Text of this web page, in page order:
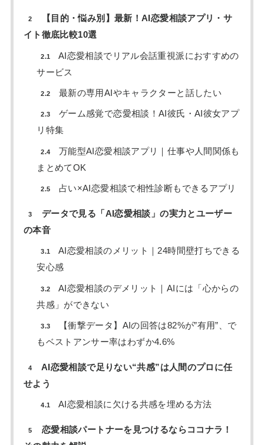
2
【目的・悩み別】最新！AI恋愛相談アプリ・サ
イト徹底比較10選
2.1
AI恋愛相談でリアル会話重視派におすすめの
サービス
2.2 最新の専用AIやキャラクターと話したい
2.3
ゲーム感覚で恋愛相談！AI彼氏・AI彼女アプ
リ特集
2.4
万能型AI恋愛相談アプリ｜仕事や人間関係も
まとめてOK
2.5 占い×AI恋愛相談で相性診断もできるアプリ
3
データで見る「AI恋愛相談」の実力とユーザー
の本音
3.1
AI恋愛相談のメリット｜24時間壁打ちできる
安心感
3.2
AI恋愛相談のデメリット｜AIには「心からの
共感」ができない
3.3
【衝撃データ】AIの回答は82%が”有用”、で
もベストアンサー率はわずか4.6%
4
AI恋愛相談で足りない“共感”は人間のプロに任
せよう
4.1 AI恋愛相談に欠ける共感を埋める方法
5
恋愛相談パートナーを見つけるならココナラ！